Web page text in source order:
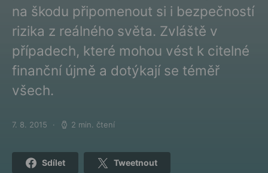
na škodu připomenout si i bezpečností
rizika z reálného světa. Zvláště v
případech, které mohou vést k citelné
finanční újmě a dotýkají se téměř
všech.
Posted on
7. 8. 2015 2 min. čtení
Sdílet Tweetnout